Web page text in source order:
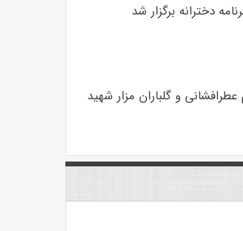
دخترانه برگزار شد
عطرافشانی و گلباران مزار شهید